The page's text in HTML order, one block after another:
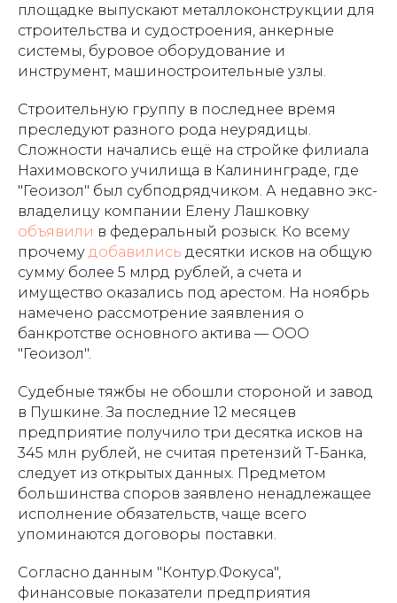
площадке выпускают металлоконструкции для
строительства и судостроения, анкерные
системы, буровое оборудование и
инструмент, машиностроительные узлы.
Строительную группу в последнее время
преследуют разного рода неурядицы.
Сложности начались ещё на стройке филиала
Нахимовского училища в Калининграде, где
"Геоизол" был субподрядчиком. А недавно экс-
владелицу компании Елену Лашковку
объявили в федеральный розыск. Ко всему
прочему добавились десятки исков на общую
сумму более 5 млрд рублей, а счета и
имущество оказались под арестом. На ноябрь
намечено рассмотрение заявления о
банкротстве основного актива — ООО
"Геоизол".
Судебные тяжбы не обошли стороной и завод
в Пушкине. За последние 12 месяцев
предприятие получило три десятка исков на
345 млн рублей, не считая претензий Т-Банка,
следует из открытых данных. Предметом
большинства споров заявлено ненадлежащее
исполнение обязательств, чаще всего
упоминаются договоры поставки.
Согласно данным "Контур.Фокуса",
финансовые показатели предприятия